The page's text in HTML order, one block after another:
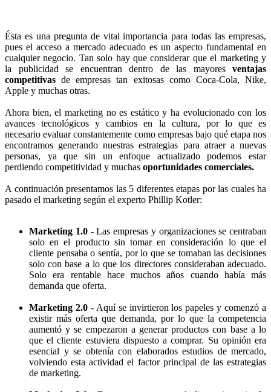
Ésta es una pregunta de vital importancia para todas las empresas,
pues el acceso a mercado adecuado es un aspecto fundamental en
cualquier negocio. Tan solo hay que considerar que el marketing y
la publicidad se encuentran dentro de las mayores ventajas
competitivas de empresas tan exitosas como Coca-Cola, Nike,
Apple y muchas otras.
Ahora bien, el marketing no es estático y ha evolucionado con los
avances tecnológicos y cambios en la cultura, por lo que es
necesario evaluar constantemente como empresas bajo qué etapa nos
encontramos generando nuestras estrategias para atraer a nuevas
personas, ya que sin un enfoque actualizado podemos estar
perdiendo competitividad y muchas oportunidades comerciales.
A continuación presentamos las 5 diferentes etapas por las cuales ha
pasado el marketing según el experto Phillip Kotler:
Marketing 1.0- Las empresas y organizaciones se centraban
solo en el producto sin tomar en consideración lo que el
cliente pensaba o sentía, por lo que se tomaban las decisiones
solo con base a lo que los directores consideraban adecuado.
Solo era rentable hace muchos años cuando había más
demanda que oferta.
Marketing 2.0- Aquí se invirtieron los papeles y comenzó a
existir más oferta que demanda, por lo que la competencia
aumentó y se empezaron a generar productos con base a lo
que el cliente estuviera dispuesto a comprar. Su opinión era
esencial y se obtenía con elaborados estudios de mercado,
volviendo esta actividad el factor principal de las estrategias
de marketing.